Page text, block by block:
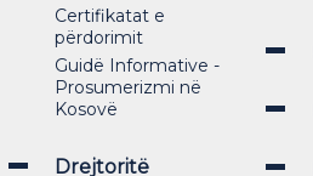
Certifikatat e
përdorimit
Guidë Informative -
Prosumerizmi në
Kosovë
Drejtoritë